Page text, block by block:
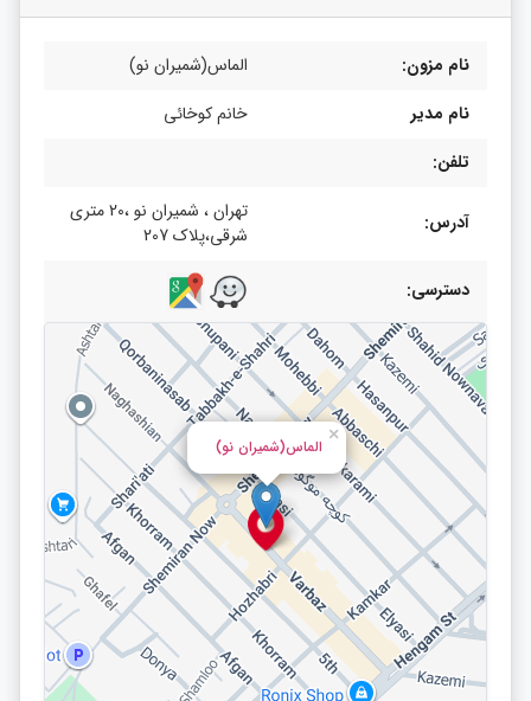
نام مزون:
الماس(شمیران نو)
نام مدیر
خانم کوخائی
تلفن:
آدرس:
تهران ، شمیران نو ،20 متری
شرقی،پلاک 207
دسترسی:
الماس(شمیران نو)
×